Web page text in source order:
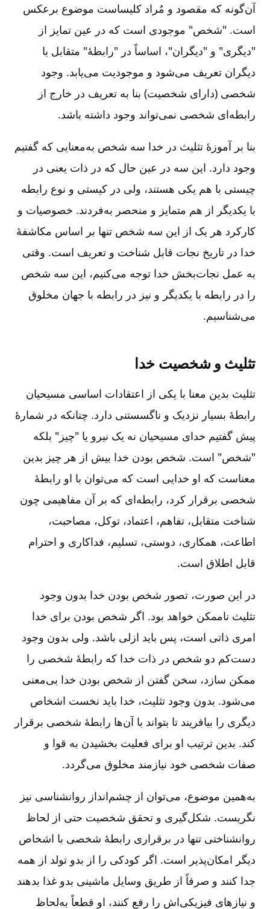
آن‌گونه که مقصود و مُراد کلیساست موضوع برعکس
است. "شخص" موجودی است که در عین تمایز از
"دیگری" و "دیگران"، اساساً در "رابطۀ" متقابل با
دیگران تعریف می‌شود و موجودیت می‌یابد. وجود
شخصی (دارای شخصیت) بنا به تعریف در خارج از
رابطه‌ای شخصی نمی‌تواند وجود داشته باشد.
بنا بر آموزۀ تثلیث در خدا سه شخص به‌‌معنایی که گفتیم
وجود دارد. این سه در عین حال که در ذات یعنی در
چیستی با هم یکی هستند، ولی در کیستی و نوع رابطه
با یکدیگر از هم متمایز و منحصر به‌‌فردند. خصوصیات و
کارکرد هر یک از این سه شخص تنها بر اساس مکاشفۀ
خدا در تاریخ نجات قابل شناخت و تعریف است. وقتی
به عمل نجات‌بخش خدا توجه می‌کنیم، این سه شخص
را در رابطه با یکدیگر و نیز در رابطه با جهان مخلوق
می‌شناسیم.
تثلیث و شخصیت خدا
تثلیث بدین معنا با یکی از اعتقادات اساسی مسیحیان
رابطۀ بسیار نزدیک و ناگسستنی دارد. چنانکه در شمارۀ
پیش گفتیم خدای مسیحیان نه یک نیرو یا "چیز" بلکه
"شخص" است. شخص بودن خدا بیش از هر چیز بدین
معناست که او خدایی است که می‌توان با او رابطۀ
شخصی برقرار کرد، رابطه‌ای که بر آن مفاهیمی چون
شناخت متقابل، تفاهم، اعتماد، توکل، مصاحبت،
اطاعت، همکاری، دوستی، تسلیم، فداکاری و احترام
قابل اطلاق است.
در این صورت، تصور شخص بودن خدا بدون وجود
تثلیث ناممکن خواهد بود. اگر شخص بودن برای خدا
امری ذاتی است، پس باید ازلی باشد. ولی بدون وجود
دست‌کم دو شخص در ذات خدا که رابطۀ شخصی را
ممکن سازد، سخن گفتن از شخص بودن خدا بی‌معنی
می‌شود. بدون وجود تثلیث، خدا باید نخست اشخاص
دیگری را بیافریند تا بتواند با آن‌ها رابطۀ شخصی برقرار
کند. بدین ترتیب او برای فعلیت بخشیدن به قوا و
صفات شخصی خود نیازمند مخلوق می‌گردد.
به‌‌همین موضوع، می‌توان از چشم‌انداز روانشناسی نیز
نگریست. شکل‌گیری و تحقق شخصیت حتی از لحاظ
روانشناختی تنها در برقراری رابطۀ شخصی با اشخاص
دیگر امکان‌پذیر است. اگر کودکی را از بدو تولد از همه
جدا کنند و صرفاً از طریق وسایل ماشینی بدو غذا بدهند
و نیازهای فیزیکی‌اش را رفع کنند، او قطعاً به‌‌لحاظ